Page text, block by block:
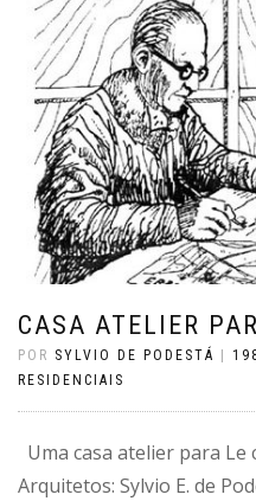
CASA ATELIER
POR SYLVIO DE PODESTÁ
RESIDENCIAIS
Uma casa atelier para
Arquitetos: Sylvio E. de